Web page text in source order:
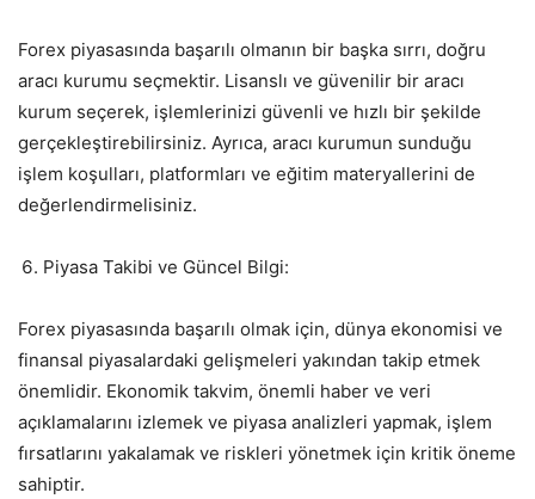
Forex piyasasında başarılı olmanın bir başka sırrı, doğru
aracı kurumu seçmektir. Lisanslı ve güvenilir bir aracı
kurum seçerek, işlemlerinizi güvenli ve hızlı bir şekilde
gerçekleştirebilirsiniz. Ayrıca, aracı kurumun sunduğu
işlem koşulları, platformları ve eğitim materyallerini de
değerlendirmelisiniz.
Piyasa Takibi ve Güncel Bilgi:
Forex piyasasında başarılı olmak için, dünya ekonomisi ve
finansal piyasalardaki gelişmeleri yakından takip etmek
önemlidir. Ekonomik takvim, önemli haber ve veri
açıklamalarını izlemek ve piyasa analizleri yapmak, işlem
fırsatlarını yakalamak ve riskleri yönetmek için kritik öneme
sahiptir.